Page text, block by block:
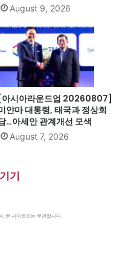
August 9, 2026
[아시아라운드업 20260807]
얀마 대통령, 태국과 정상회
…아세안 관계개선 모색
August 7, 2026
기
본 사이트와는 무관합니다.